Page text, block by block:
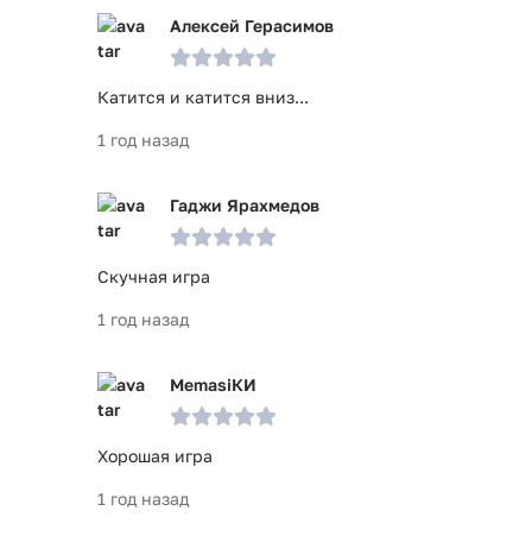
Алексей Герасимов
Катится и катится вниз...
1 год назад
Гаджи Ярахмедов
Скучная игра
1 год назад
MemasiКИ
Хорошая игра
1 год назад